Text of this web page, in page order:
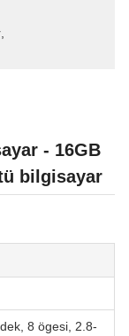
- 16GB
bilgisayar
8 ögesi, 2.8-